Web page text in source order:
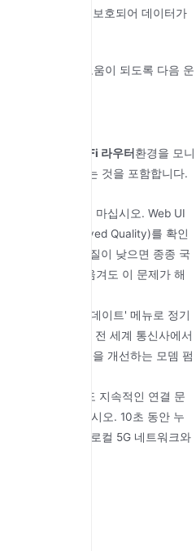
화된 터널로 자동 보호되어 데이터가
극대화하는 데 도움이 되도록 다음 운
해결
의 5G 모바일 Wi-Fi 라우터 환경을 모니
상태로 유지하는 것을 포함합니다.
'신호 막대'만 보지 마십시오. Web UI
Signal Received Quality)를 확인
에도 불구하고 품질이 낮으면 종종 국
기기를 2미터만 옮겨도 이 문제가 해
'시스템 업데이트' 메뉴로 정기
업데이트는 종종 전 세계 통신사에서
구성과의 호환성을 개선하는 모뎀 펌
사를 변경한 후에도 지속적인 연결 문
' 버튼을 사용하십시오. 10초 동안 누
테이블이 지워져 로컬 5G 네트워크와
보다 빠릅니까?